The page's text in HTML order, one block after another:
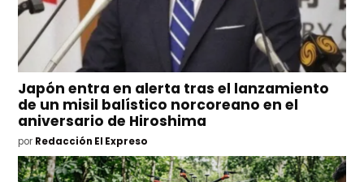
Japón entra en alerta tras el lanzamiento
de un misil balístico norcoreano en el
aniversario de Hiroshima
por Redacción El Expreso